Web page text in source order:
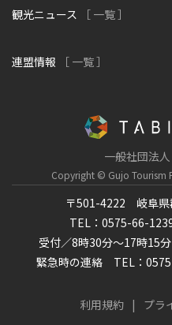
観光ニュース ［ 一覧 ］
連盟情報 ［ 一覧 ］
一般社団法
Copyright © Gujo Tourism
〒501-4222 岐阜県
TEL：0575-66-
受付／8時30分～17時15
緊急時の連絡 TEL：
利用規約
プラ